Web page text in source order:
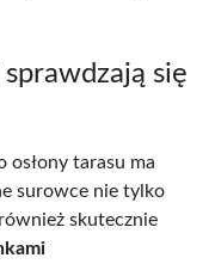
się
tarasu ma
surowce nie tylko
skutecznie